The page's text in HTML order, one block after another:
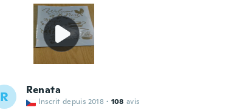
R Renata
Inscrit depuis 2018 · 108 avis